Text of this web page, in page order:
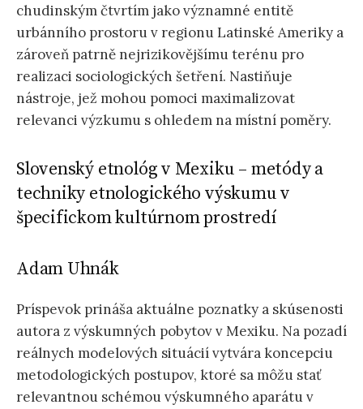
chudinským čtvrtím jako významné entitě
urbánního prostoru v regionu Latinské Ameriky a
zároveň patrně nejrizikovějšímu terénu pro
realizaci sociologických šetření. Nastiňuje
nástroje, jež mohou pomoci maximalizovat
relevanci výzkumu s ohledem na místní poměry.
Slovenský etnológ v Mexiku – metódy a
techniky etnologického výskumu v
špecifickom kultúrnom prostredí
Adam Uhnák
Príspevok prináša aktuálne poznatky a skúsenosti
autora z výskumných pobytov v Mexiku. Na pozadí
reálnych modelových situácií vytvára koncepciu
metodologických postupov, ktoré sa môžu stať
relevantnou schémou výskumného aparátu v